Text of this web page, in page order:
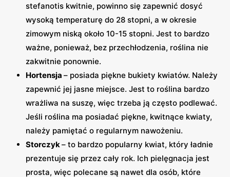
stefanotis kwitnie, powinno się zapewnić dosyć
wysoką temperaturę do 28 stopni, a w okresie
zimowym niską około 10-15 stopni. Jest to bardzo
ważne, ponieważ, bez przechłodzenia, roślina nie
zakwitnie ponownie.
Hortensja – posiada piękne bukiety kwiatów. Należy
zapewnić jej jasne miejsce. Jest to roślina bardzo
wrażliwa na suszę, więc trzeba ją często podlewać.
Jeśli roślina ma posiadać piękne, kwitnące kwiaty,
należy pamiętać o regularnym nawożeniu.
Storczyk – to bardzo popularny kwiat, który ładnie
prezentuje się przez cały rok. Ich pielęgnacja jest
prosta, więc polecane są nawet dla osób, które